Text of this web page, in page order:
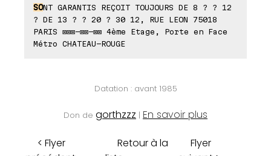
SONT GARANTIS REÇOIT TOUJOURS DE 8 ? ? 12
? DE 13 ? ? 20 ? 30 12, RUE LEON 75018
PARIS ⊠⊠⊠-⊠⊠-⊠⊠ 4ème Etage, Porte en Face
Métro CHATEAU-ROUGE
Datation : avant 1985
Don de gorthzzz | En savoir plus
< Flyer
Retour à la
Flyer